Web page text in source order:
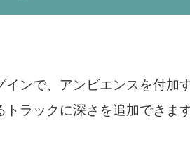
ンで、アンビエンスを付加
ラックに深さを追加できます